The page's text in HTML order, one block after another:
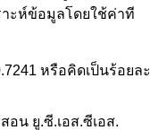
ะห์ข้อมูลโดยใช้ค่าที
หรือคิดเป็นร้อยละ
น ยู.ซี.เอส.ซีเอส.